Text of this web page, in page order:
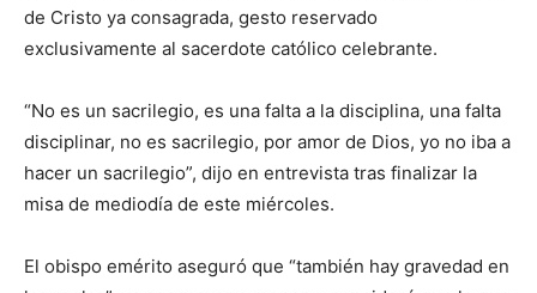
de Cristo ya consagrada, gesto reservado
exclusivamente al sacerdote católico celebrante.
“No es un sacrilegio, es una falta a la disciplina, una falta
disciplinar, no es sacrilegio, por amor de Dios, yo no iba a
hacer un sacrilegio”, dijo en entrevista tras finalizar la
misa de mediodía de este miércoles.
El obispo emérito aseguró que “también hay gravedad en